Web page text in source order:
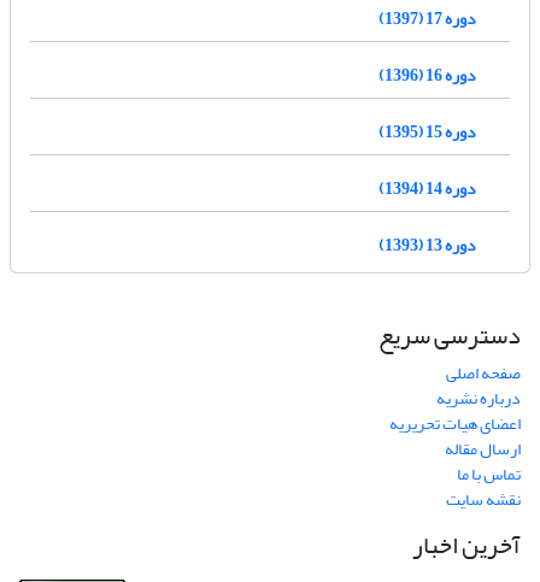
دوره 17 (1397)
دوره 16 (1396)
دوره 15 (1395)
دوره 14 (1394)
دوره 13 (1393)
دسترسی سریع
صفحه اصلی
درباره نشریه
اعضای هیات تحریریه
ارسال مقاله
تماس با ما
نقشه سایت
آخرین اخبار